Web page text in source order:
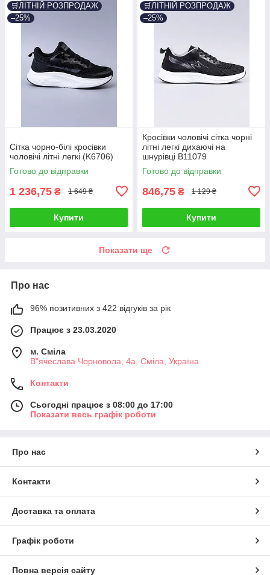
🛒ЛІТНІЙ РОЗПРОДАЖ
–25%
Сітка чорно-білі кросівки
чоловічі літні легкі (K6706)
Готово до відправки
1 236,75 ₴ 1 649 ₴
Купити
🛒ЛІТНІЙ РОЗПРОДАЖ
–25%
Кросівки чоловічі сітка чорні
літні легкі дихаючі на
шнурівці B11079
Готово до відправки
846,75 ₴ 1 129 ₴
Купити
Показати ще
Про нас
96% позитивних з 422 відгуків за рік
Працює з 23.03.2020
м. Сміла
В"ячеслава Чорновола, 4а, Сміла, Україна
Контакти
Сьогодні працює з 08:00 до 17:00
Показати весь графік роботи
Про нас
Контакти
Доставка та оплата
Графік роботи
Повна версія сайту